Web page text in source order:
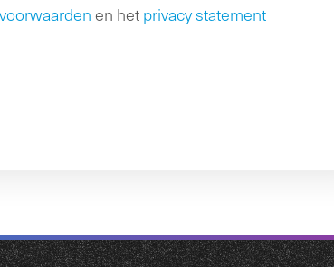
en het privacy statement